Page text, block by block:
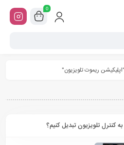
0
ریموت تلویزیون"
کنترل تلویزیون تبدیل کنیم؟